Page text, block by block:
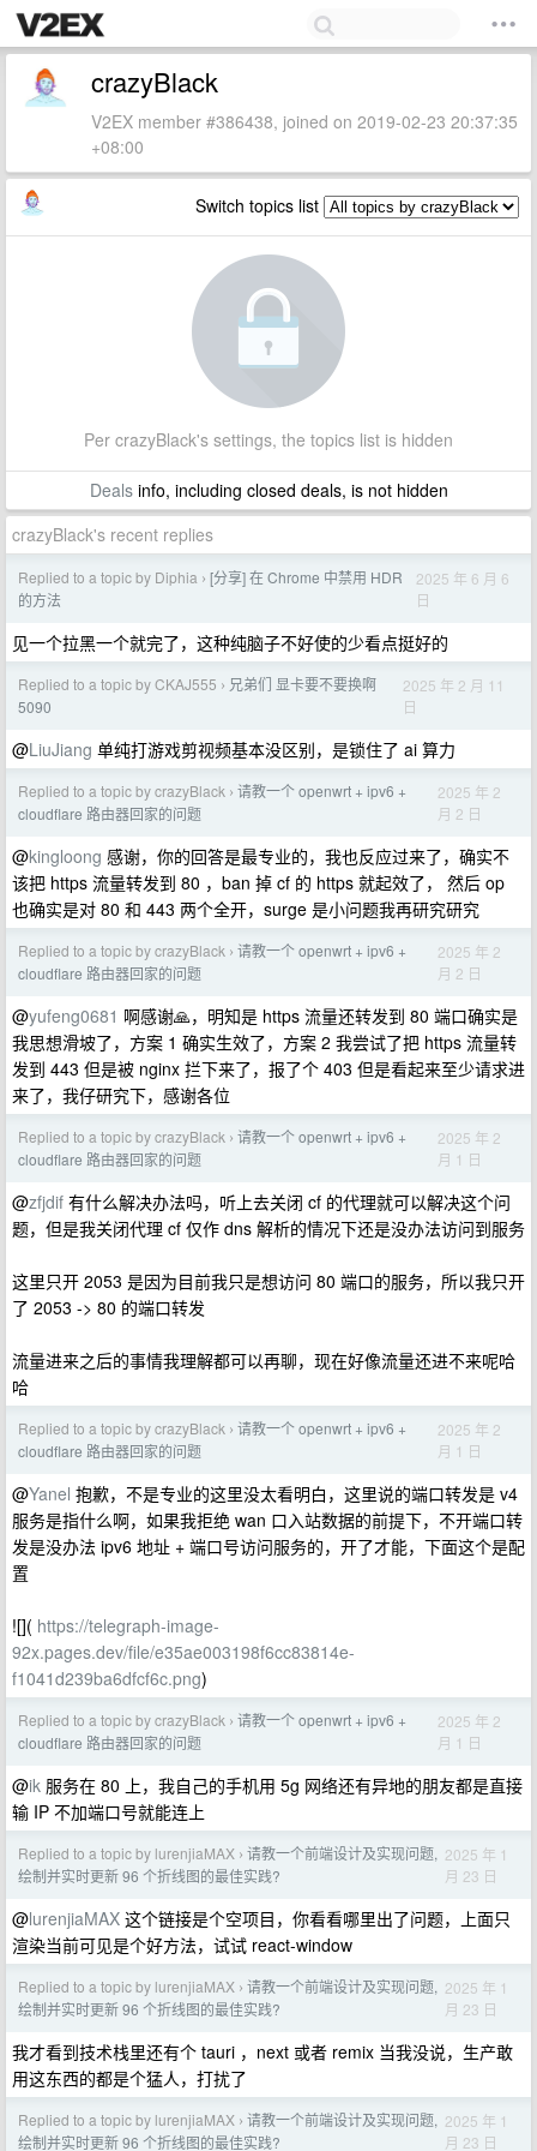
crazyBlack
V2EX member #386438, joined on 2019-02-23 20:37:35
+08:00
Switch topics list
Per crazyBlack's settings, the topics list is hidden
Dealsinfo, including closed deals, is not hidden
crazyBlack's recent replies
Replied to a topic by Diphia › [分享] 在 Chrome 中禁用 HDR
的方法
2025 年 6 月 6
日
见一个拉黑一个就完了，这种纯脑子不好使的少看点挺好的
Replied to a topic by CKAJ555 › 兄弟们 显卡要不要换啊
5090
2025 年 2 月 11
日
@LiuJiang 单纯打游戏剪视频基本没区别，是锁住了 ai 算力
Replied to a topic by crazyBlack › 请教一个 openwrt + ipv6 +
cloudflare 路由器回家的问题
2025 年 2
月 2 日
@kingloong 感谢，你的回答是最专业的，我也反应过来了，确实不
该把 https 流量转发到 80 ，ban 掉 cf 的 https 就起效了， 然后 op
也确实是对 80 和 443 两个全开，surge 是小问题我再研究研究
Replied to a topic by crazyBlack › 请教一个 openwrt + ipv6 +
cloudflare 路由器回家的问题
2025 年 2
月 2 日
@yufeng0681 啊感谢🙏，明知是 https 流量还转发到 80 端口确实是
我思想滑坡了，方案 1 确实生效了，方案 2 我尝试了把 https 流量转
发到 443 但是被 nginx 拦下来了，报了个 403 但是看起来至少请求进
来了，我仔研究下，感谢各位
Replied to a topic by crazyBlack › 请教一个 openwrt + ipv6 +
cloudflare 路由器回家的问题
2025 年 2
月 1 日
@zfjdif 有什么解决办法吗，听上去关闭 cf 的代理就可以解决这个问
题，但是我关闭代理 cf 仅作 dns 解析的情况下还是没办法访问到服务
这里只开 2053 是因为目前我只是想访问 80 端口的服务，所以我只开
了 2053 -> 80 的端口转发
流量进来之后的事情我理解都可以再聊，现在好像流量还进不来呢哈
哈
Replied to a topic by crazyBlack › 请教一个 openwrt + ipv6 +
cloudflare 路由器回家的问题
2025 年 2
月 1 日
@Yanel 抱歉，不是专业的这里没太看明白，这里说的端口转发是 v4
服务是指什么啊，如果我拒绝 wan 口入站数据的前提下，不开端口转
发是没办法 ipv6 地址 + 端口号访问服务的，开了才能，下面这个是配
置
![]( https://telegraph-image-
92x.pages.dev/file/e35ae003198f6cc83814e-
f1041d239ba6dfcf6c.png)
Replied to a topic by crazyBlack › 请教一个 openwrt + ipv6 +
cloudflare 路由器回家的问题
2025 年 2
月 1 日
@ik 服务在 80 上，我自己的手机用 5g 网络还有异地的朋友都是直接
输 IP 不加端口号就能连上
Replied to a topic by lurenjiaMAX › 请教一个前端设计及实现问题,
绘制并实时更新 96 个折线图的最佳实践?
2025 年 1
月 23 日
@lurenjiaMAX 这个链接是个空项目，你看看哪里出了问题，上面只
渲染当前可见是个好方法，试试 react-window
Replied to a topic by lurenjiaMAX › 请教一个前端设计及实现问题,
绘制并实时更新 96 个折线图的最佳实践?
2025 年 1
月 23 日
我才看到技术栈里还有个 tauri ，next 或者 remix 当我没说，生产敢
用这东西的都是个猛人，打扰了
Replied to a topic by lurenjiaMAX › 请教一个前端设计及实现问题,
绘制并实时更新 96 个折线图的最佳实践?
2025 年 1
月 23 日